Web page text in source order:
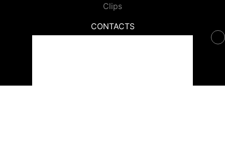
Clips
CONTACTS
Contacter Generations